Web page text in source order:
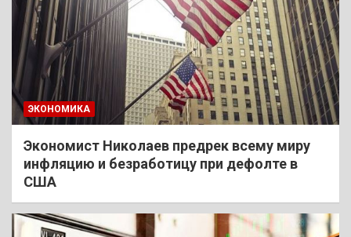
ЭКОНОМИКА
Экономист Николаев предрек всему миру
инфляцию и безработицу при дефолте в
США